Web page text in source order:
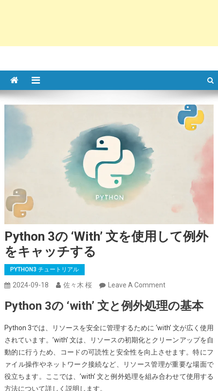
Python 3の ‘with’ 文を使用して例外
をキャッチする
PYTHON3 チュートリアル
2024-09-18 佐々木 桜 Leave A CommentOn
3
‘with’
を
使
用
Python 3の ‘with’ 文と例外処理の基本
Python 3では、リソースを安全に管理するために ‘with’ 文が広く使用
されています。’with’ 文は、リソースの初期化とクリーンアップを自
動的に行うため、コードの可読性と安全性を向上させます。特にフ
ァイル操作やネットワーク接続など、リソース管理が重要な場面で
役立ちます。ここでは、’with’ 文と例外処理を組み合わせて使用する
方法について詳しく説明します。